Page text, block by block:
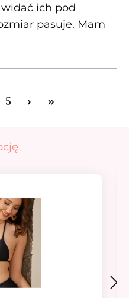
ich pod
pasuje. Mam
Strona
5